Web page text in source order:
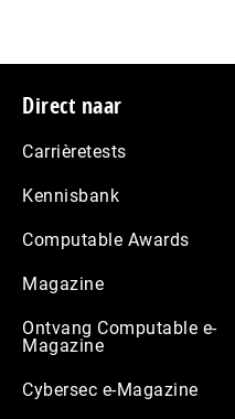
Footer
Direct naar
Carrièretests
Kennisbank
Computable Awards
Magazine
Ontvang Computable e-
Magazine
Cybersec e-Magazine